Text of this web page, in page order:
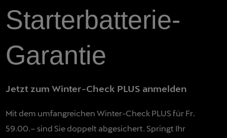
Starterbatterie-
Garantie
Jetzt zum Winter-Check PLUS anmelden
Mit dem umfangreichen Winter-Check PLUS für Fr.
59.00.– sind Sie doppelt abgesichert. Springt Ihr